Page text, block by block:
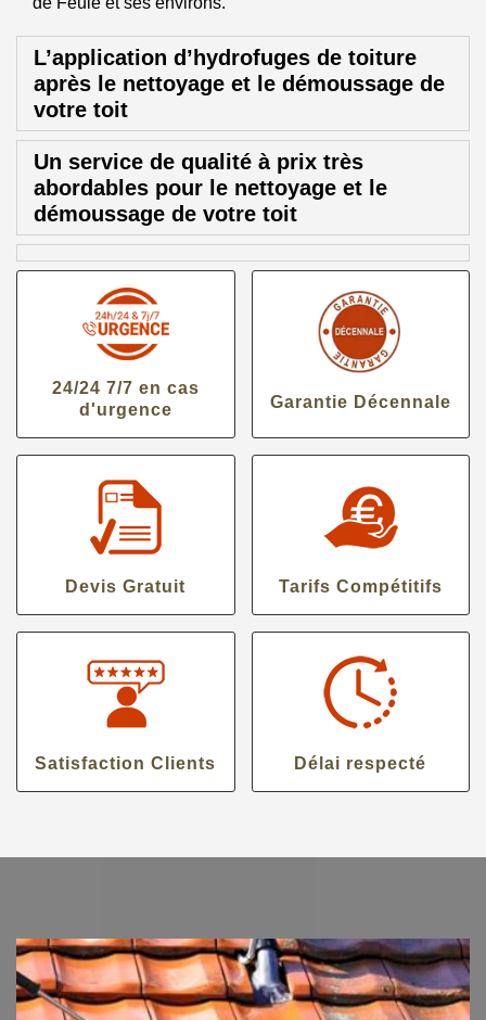
L’application d’hydrofuges de toiture
après le nettoyage et le démoussage de
votre toit
Un service de qualité à prix très
abordables pour le nettoyage et le
démoussage de votre toit
24/24 7/7 en cas
d'urgence
Garantie Décennale
Devis Gratuit Tarifs Compétitifs
Satisfaction Clients Délai respecté